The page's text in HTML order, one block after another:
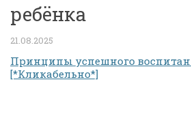
ребёнка
21.08.2025
Принципы успешного
[*Кликабельно*]